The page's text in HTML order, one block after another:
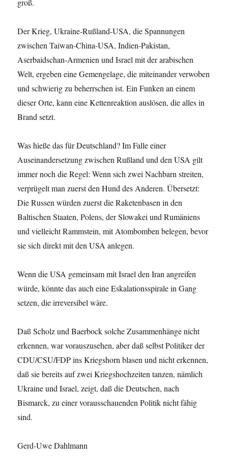
groß.
Der Krieg, Ukraine-Rußland-USA, die Spannungen
zwischen Taiwan-China-USA, Indien-Pakistan,
Aserbaidschan-Armenien und Israel mit der arabischen
Welt, ergeben eine Gemengelage, die miteinander verwoben
und schwierig zu beherrschen ist. Ein Funken an einem
dieser Orte, kann eine Kettenreaktion auslösen, die alles in
Brand setzt.
Was hieße das für Deutschland? Im Falle einer
Auseinandersetzung zwischen Rußland und den USA gilt
immer noch die Regel: Wenn sich zwei Nachbarn streiten,
verprügelt man zuerst den Hund des Anderen. Übersetzt:
Die Russen würden zuerst die Raketenbasen in den
Baltischen Staaten, Polens, der Slowakei und Rumäniens
und vielleicht Rammstein, mit Atombomben belegen, bevor
sie sich direkt mit den USA anlegen.
Wenn die USA gemeinsam mit Israel den Iran angreifen
würde, könnte das auch eine Eskalationsspirale in Gang
setzen, die irreversibel wäre.
Daß Scholz und Baerbock solche Zusammenhänge nicht
erkennen, war vorauszusehen, aber daß selbst Politiker der
CDU/CSU/FDP ins Kriegshorn blasen und nicht erkennen,
daß sie bereits auf zwei Kriegshochzeiten tanzen, nämlich
Ukraine und Israel, zeigt, daß die Deutschen, nach
Bismarck, zu einer vorausschauenden Politik nicht fähig
sind.
Gerd-Uwe Dahlmann